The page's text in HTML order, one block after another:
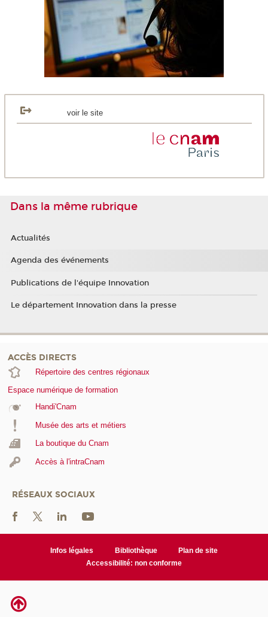
voir le site
Dans la même rubrique
Actualités
Agenda des événements
Publications de l'équipe Innovation
Le département Innovation dans la presse
ACCÈS DIRECTS
Répertoire des centres régionaux
Espace numérique de formation
Handi'Cnam
Musée des arts et métiers
La boutique du Cnam
Accès à l'intraCnam
RÉSEAUX SOCIAUX
Infos légales Bibliothèque
Plan de site
Accessibilité: non conforme